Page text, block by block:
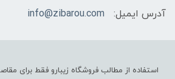
آدرس ایمیل:
info@zibarou.com
استفاده از مطالب فروشگاه زیبارو فقط برای